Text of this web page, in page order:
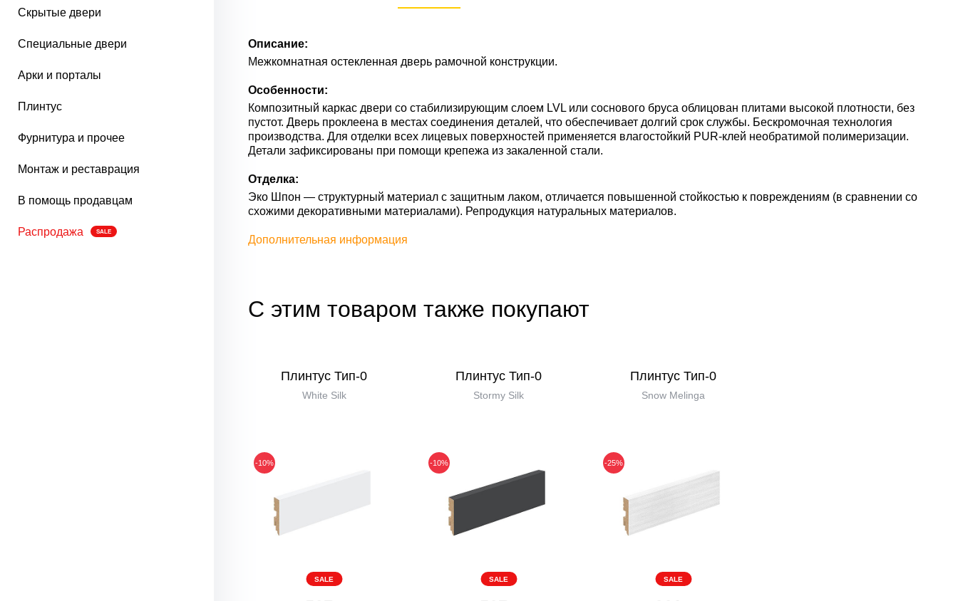
Скрытые двери
Специальные двери
Арки и порталы
Плинтус
Фурнитура и прочее
Монтаж и реставрация
В помощь продавцам
Распродажа SALE
Описание:
Межкомнатная остекленная дверь рамочной конструкции.
Особенности:
Композитный каркас двери со стабилизирующим слоем LVL или соснового бруса облицован плитами высокой плотности, без
пустот. Дверь проклеена в местах соединения деталей, что обеспечивает долгий срок службы. Бескромочная технология
производства. Для отделки всех лицевых поверхностей применяется влагостойкий PUR-клей необратимой полимеризации.
Детали зафиксированы при помощи крепежа из закаленной стали.
Отделка:
Эко Шпон — структурный материал с защитным лаком, отличается повышенной стойкостью к повреждениям (в сравнении со
схожими декоративными материалами). Репродукция натуральных материалов.
Дополнительная информация
С этим товаром также покупают
Плинтус Тип-0
White Silk
-10%
SALE
Плинтус Тип-0
Stormy Silk
-10%
SALE
Плинтус Тип-0
Snow Melinga
-25%
SALE